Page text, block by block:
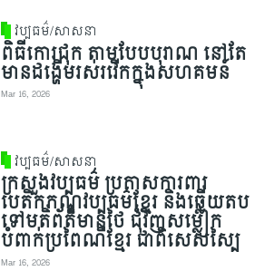
វប្បធម៌/សាសនា
ពិធីកោរជុក តាមបែបបុរាណ នៅតែ
មានដង្ហើមរស់រវើកក្នុងសហគមន៍
Mar 16, 2026
វប្បធម៌/សាសនា
ក្រសួងវប្បធម៌ ប្រកាសការពារ
បេតិកភណ្ឌវប្បធម៌ខ្មែរ និងឆ្លើយតប
ទៅមតិព័ត៌មានថៃ ជុំវិញសម្លៀក
បំពាក់ប្រពៃណីខ្មែរ ជាពិសេសស្បៃ
Mar 16, 2026